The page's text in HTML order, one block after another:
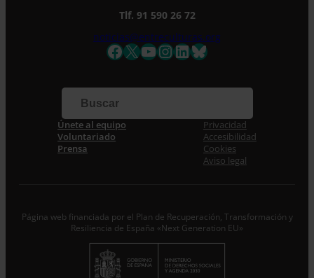
Tlf. 91 590 26 72
noticias@entreculturas.org
Facebook
X YouTube
Instagram
LinkedIn
Bluesky
Únete al equipo
Voluntariado
Prensa
Privacidad
Accesibilidad
Cookies
Aviso legal
Página web financiada por el Plan de Recuperación, Transformación y
Resiliencia de España «Next Generation EU»